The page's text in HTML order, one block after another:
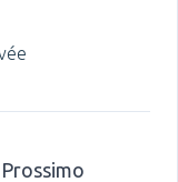
Prossimo